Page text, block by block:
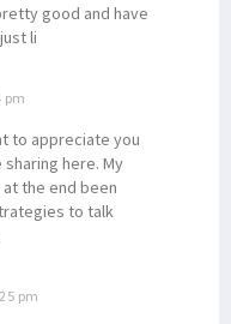
good and have
li
pm
to appreciate you
here. My
the end been
to talk
pm